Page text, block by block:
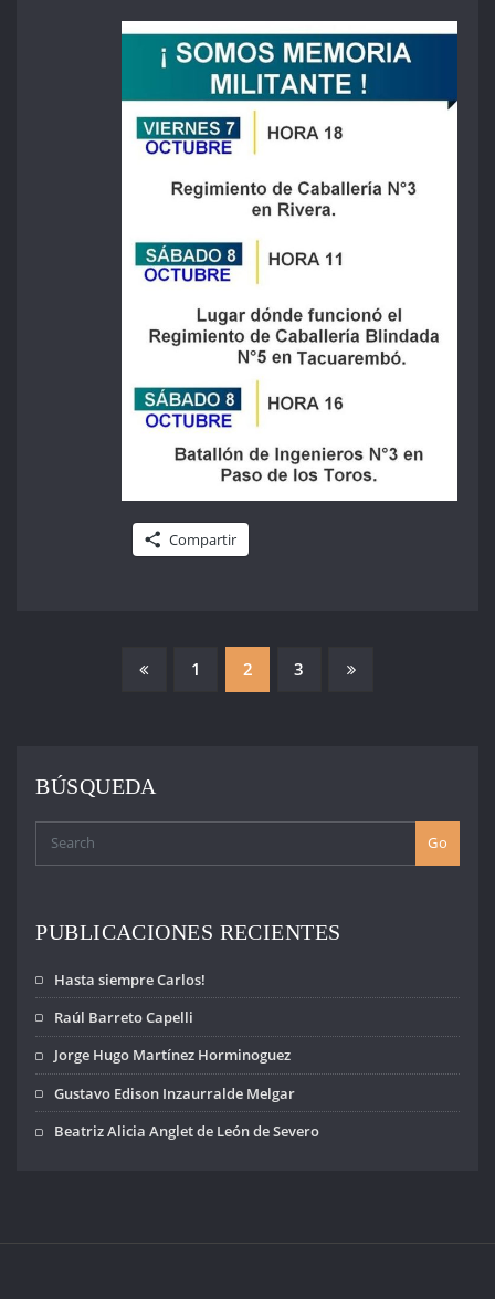
Compartir
PAGINACIÓN
ENTRADAS
1 2 3
BÚSQUEDA
Go
PUBLICACIONES RECIENTES
Hasta siempre Carlos!
Raúl Barreto Capelli
Jorge Hugo Martínez Horminoguez
Gustavo Edison Inzaurralde Melgar
Beatriz Alicia Anglet de León de Severo